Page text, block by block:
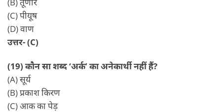
(C) पीयूष
(D) वाण
उत्तर- (C)
(19) कौन सा शब्द ‘अर्क’ का अनेकार्थी नहीं हैं?
(A) सूर्य
(B) प्रकाश किरण
(C) आक का पेड़